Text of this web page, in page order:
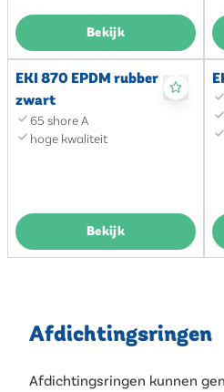
Bekijk
EKI 870 EPDM rubber
zwart
65 shore A
hoge kwaliteit
Bekijk
Afdichtingsringen
Afdichtingsringen kunnen